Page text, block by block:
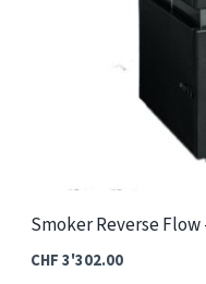
Smoker Reverse Flow
CHF 3'302.00